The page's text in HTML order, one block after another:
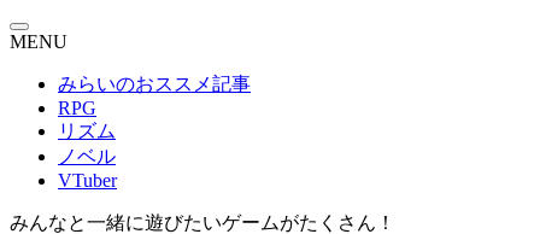
MENU
みらいのおススメ記事
RPG
リズム
ノベル
VTuber
みんなと一緒に遊びたいゲームがたくさん！